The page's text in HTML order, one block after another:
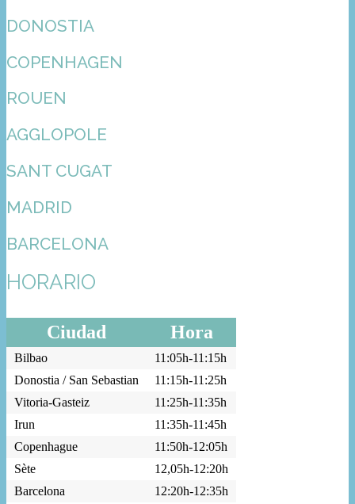
DONOSTIA
COPENHAGEN
ROUEN
AGGLOPOLE
SANT CUGAT
MADRID
BARCELONA
HORARIO
Ciudad Hora
Bilbao
11:05h-11:15h
Donostia / San Sebastian
11:15h-11:25h
Vitoria-Gasteiz
11:25h-11:35h
Irun
11:35h-11:45h
Copenhague
11:50h-12:05h
Sète
12,05h-12:20h
Barcelona
12:20h-12:35h